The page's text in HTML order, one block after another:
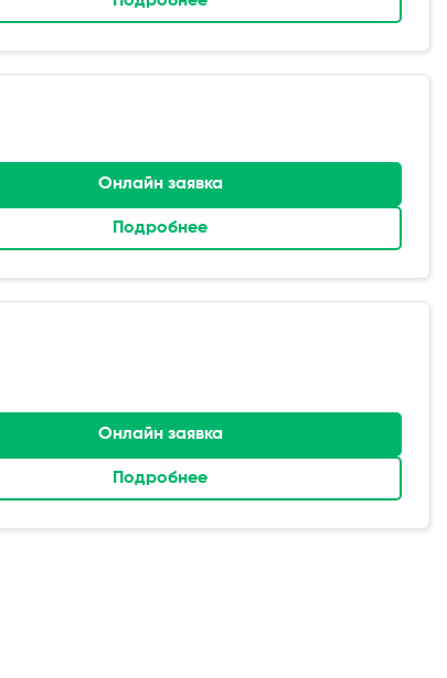
Онлайн заявка
Подробнее
Онлайн заявка
Подробнее